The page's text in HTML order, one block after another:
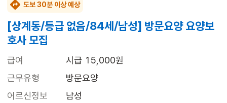
도보 30분 이상 예상
[상계동/등급 없음/84세/남성] 방문요양 요양보
호사 모집
급여
시급 15,000원
근무유형
방문요양
어르신정보
남성